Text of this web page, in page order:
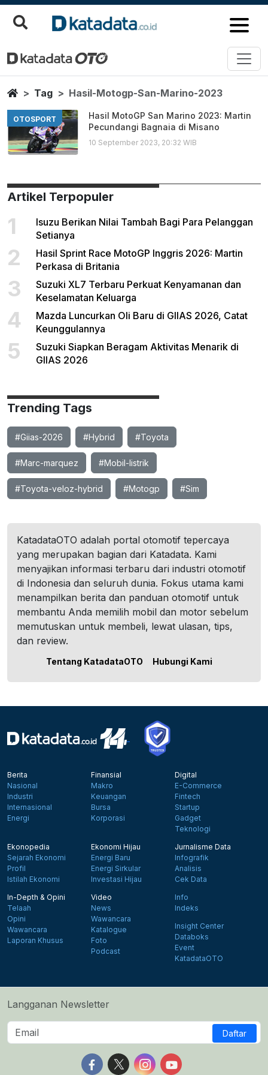
Hasil Motogp San Marino 2023
Berita Terbaru
HomeTag Hasil-Motogp-San-Marino-2023
OTOSPORT
Hasil MotoGP San Marino 2023: Martin
Pecundangi Bagnaia di Misano
10 September 2023, 20:32 WIB
Artikel Terpopuler
1
Isuzu Berikan Nilai Tambah Bagi Para Pelanggan
Setianya
2
Hasil Sprint Race MotoGP Inggris 2026: Martin
Perkasa di Britania
3
Suzuki XL7 Terbaru Perkuat Kenyamanan dan
Keselamatan Keluarga
4
Mazda Luncurkan Oli Baru di GIIAS 2026, Catat
Keunggulannya
5
Suzuki Siapkan Beragam Aktivitas Menarik di
GIIAS 2026
Trending Tags
#Giias-2026 #Hybrid #Toyota
#Marc-marquez #Mobil-listrik
#Toyota-veloz-hybrid #Motogp #Sim
KatadataOTO adalah portal otomotif tepercaya
yang merupakan bagian dari Katadata. Kami
menyajikan informasi terbaru dari industri otomotif
di Indonesia dan seluruh dunia. Fokus utama kami
menampilkan berita dan panduan otomotif untuk
membantu Anda memilih mobil dan motor sebelum
memutuskan untuk membeli, lewat ulasan, tips,
dan review.
Tentang KatadataOTO Hubungi Kami
Berita
Nasional
Industri
Internasional
Energi
Finansial
Makro
Keuangan
Bursa
Korporasi
Digital
E-Commerce
Fintech
Startup
Gadget
Teknologi
Ekonopedia
Sejarah Ekonomi
Profil
Istilah Ekonomi
Ekonomi Hijau
Energi Baru
Energi Sirkular
Investasi Hijau
Jurnalisme Data
Infografik
Analisis
Cek Data
In-Depth & Opini
Telaah
Opini
Wawancara
Laporan Khusus
Video
News
Wawancara
Katalogue
Foto
Podcast
Info
Indeks
Insight Center
Databoks
Event
KatadataOTO
Langganan Newsletter
Daftar
Follow us on Facebook
Follow us on X
Follow us on Instagram
Follow us on